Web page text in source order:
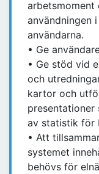
användningen
användarna.
• Ge
• Ge stöd vid
och
kartor och
presentationer
av statistik för
• Att
systemet
behövs för